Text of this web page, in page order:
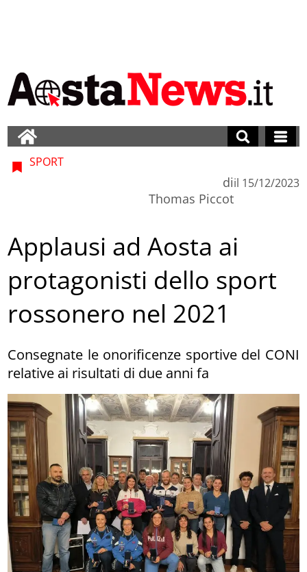
SPORT
di
Thomas Piccot
il 15/12/2023
Applausi ad Aosta ai
protagonisti dello sport
rossonero nel 2021
Consegnate le onorificenze sportive del CONI
relative ai risultati di due anni fa